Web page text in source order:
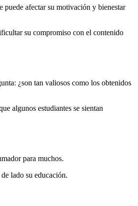
puede afectar su motivación y bienestar
su compromiso con el contenido
¿son tan valiosos como los obtenidos
algunos estudiantes se sientan
para muchos.
lado su educación.